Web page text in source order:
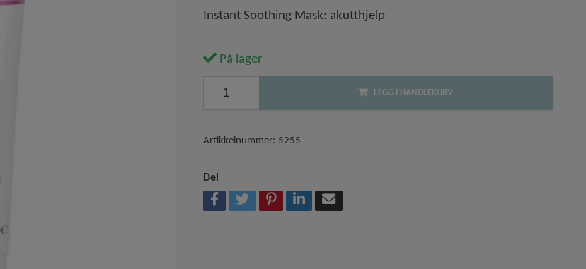
Instant Soothing Mask: akutthjelp
På lager
LEGG I HANDLEKURV
Artikkelnummer: 5255
Del